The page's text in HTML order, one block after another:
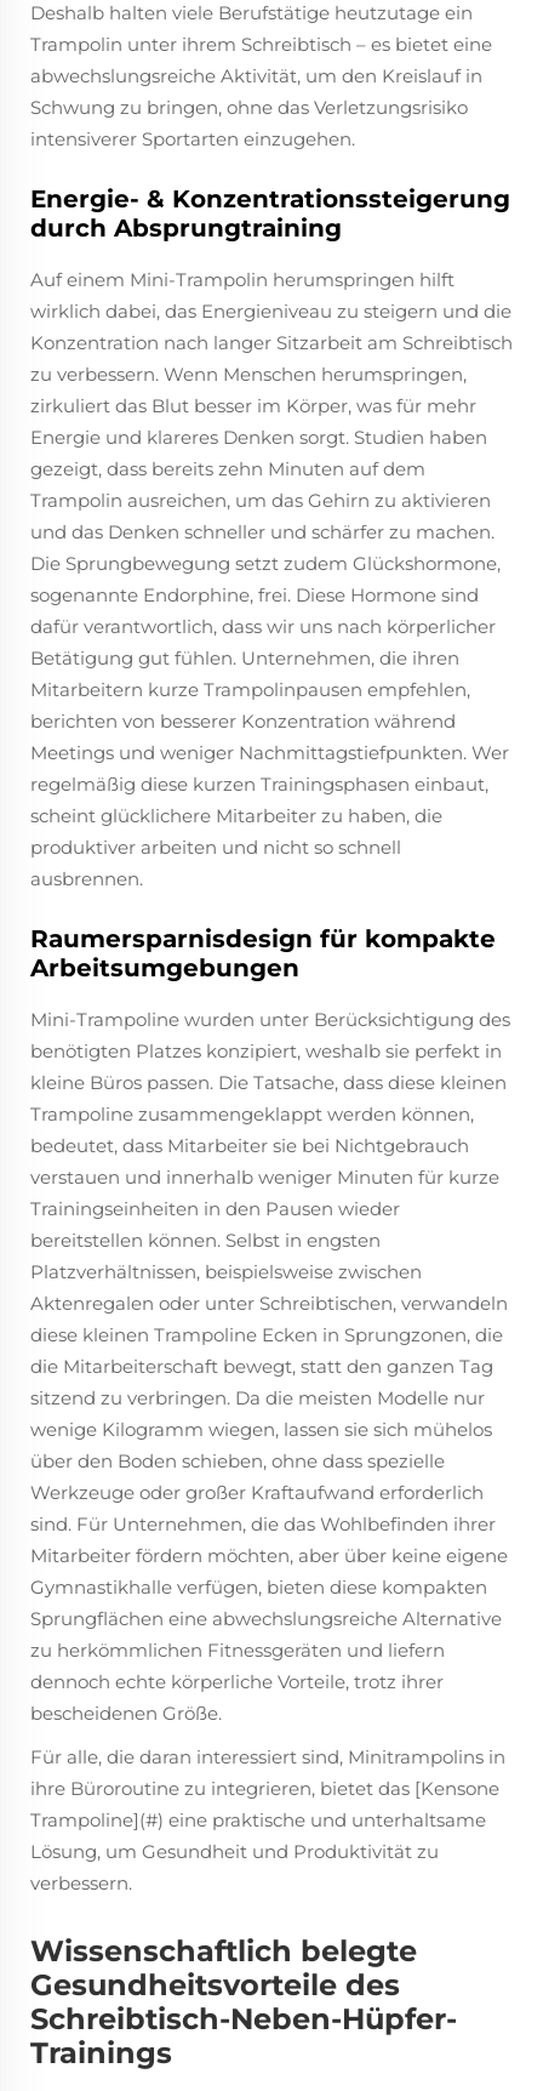
Deshalb halten viele Berufstätige heutzutage ein
Trampolin unter ihrem Schreibtisch – es bietet eine
abwechslungsreiche Aktivität, um den Kreislauf in
Schwung zu bringen, ohne das Verletzungsrisiko
intensiverer Sportarten einzugehen.
Energie- & Konzentrationssteigerung
durch Absprungtraining
Auf einem Mini-Trampolin herumspringen hilft
wirklich dabei, das Energieniveau zu steigern und die
Konzentration nach langer Sitzarbeit am Schreibtisch
zu verbessern. Wenn Menschen herumspringen,
zirkuliert das Blut besser im Körper, was für mehr
Energie und klareres Denken sorgt. Studien haben
gezeigt, dass bereits zehn Minuten auf dem
Trampolin ausreichen, um das Gehirn zu aktivieren
und das Denken schneller und schärfer zu machen.
Die Sprungbewegung setzt zudem Glückshormone,
sogenannte Endorphine, frei. Diese Hormone sind
dafür verantwortlich, dass wir uns nach körperlicher
Betätigung gut fühlen. Unternehmen, die ihren
Mitarbeitern kurze Trampolinpausen empfehlen,
berichten von besserer Konzentration während
Meetings und weniger Nachmittagstiefpunkten. Wer
regelmäßig diese kurzen Trainingsphasen einbaut,
scheint glücklichere Mitarbeiter zu haben, die
produktiver arbeiten und nicht so schnell
ausbrennen.
Raumersparnisdesign für kompakte
Arbeitsumgebungen
Mini-Trampoline wurden unter Berücksichtigung des
benötigten Platzes konzipiert, weshalb sie perfekt in
kleine Büros passen. Die Tatsache, dass diese kleinen
Trampoline zusammengeklappt werden können,
bedeutet, dass Mitarbeiter sie bei Nichtgebrauch
verstauen und innerhalb weniger Minuten für kurze
Trainingseinheiten in den Pausen wieder
bereitstellen können. Selbst in engsten
Platzverhältnissen, beispielsweise zwischen
Aktenregalen oder unter Schreibtischen, verwandeln
diese kleinen Trampoline Ecken in Sprungzonen, die
die Mitarbeiterschaft bewegt, statt den ganzen Tag
sitzend zu verbringen. Da die meisten Modelle nur
wenige Kilogramm wiegen, lassen sie sich mühelos
über den Boden schieben, ohne dass spezielle
Werkzeuge oder großer Kraftaufwand erforderlich
sind. Für Unternehmen, die das Wohlbefinden ihrer
Mitarbeiter fördern möchten, aber über keine eigene
Gymnastikhalle verfügen, bieten diese kompakten
Sprungflächen eine abwechslungsreiche Alternative
zu herkömmlichen Fitnessgeräten und liefern
dennoch echte körperliche Vorteile, trotz ihrer
bescheidenen Größe.
Für alle, die daran interessiert sind, Minitrampolins in
ihre Büroroutine zu integrieren, bietet das [Kensone
Trampoline](#) eine praktische und unterhaltsame
Lösung, um Gesundheit und Produktivität zu
verbessern.
Wissenschaftlich belegte
Gesundheitsvorteile des
Schreibtisch-Neben-Hüpfer-
Trainings